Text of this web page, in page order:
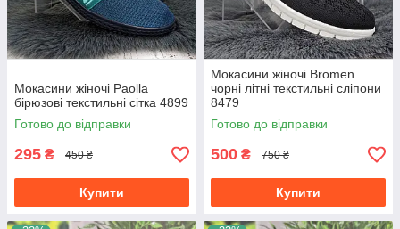
Мокасини жіночі Paolla
бірюзові текстильні сітка 4899
Готово до відправки
295 ₴ 450 ₴
Купити
Мокасини жіночі Bromen
чорні літні текстильні сліпони
8479
Готово до відправки
500 ₴ 750 ₴
Купити